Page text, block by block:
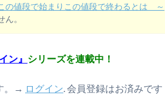
この値段で始まりこの値段で終わるとは ～
ん。
ン』 シリーズを連載中！
。→ ログイン. 会員登録はお済みです